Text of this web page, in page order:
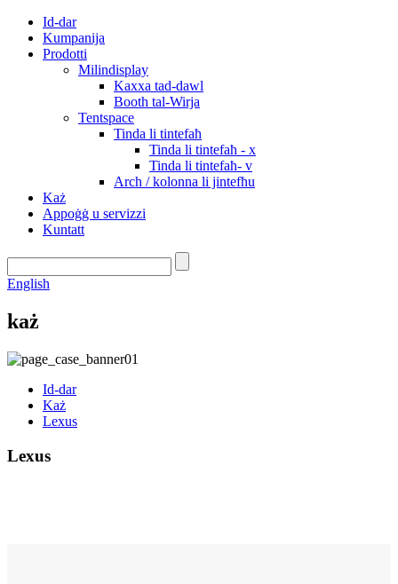
Id-dar
Kumpanija
Prodotti
Milindisplay
Kaxxa tad-dawl
Booth tal-Wirja
Tentspace
Tinda li tintefaħ
Tinda li tintefaħ - x
Tinda li tintefaħ- v
Arch / kolonna li jintefħu
Każ
Appoġġ u servizzi
Kuntatt
English
każ
Id-dar
Każ
Lexus
Lexus